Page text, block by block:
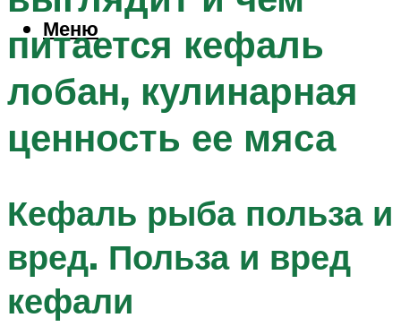
Меню
питается кефаль
лобан, кулинарная
ценность ее мяса
Кефаль рыба польза и
вред. Польза и вред
кефали